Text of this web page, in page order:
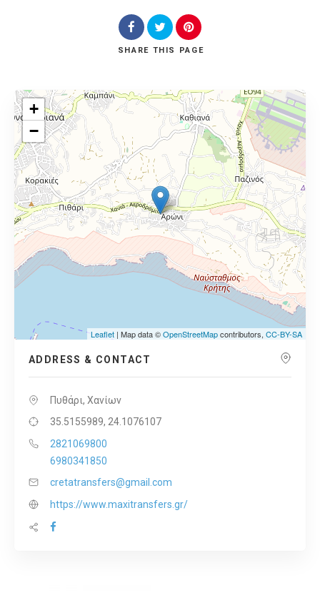
SHARE THIS PAGE
+
−
Leaflet | Map data ©OpenStreetMapcontributors, CC-BY-SA
ADDRESS & CONTACT
Πυθάρι, Χανίων
35.5155989, 24.1076107
2821069800
6980341850
cretatransfers@gmail.com
https://www.maxitransfers.gr/